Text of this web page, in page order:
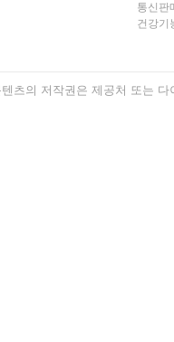
통신판
건강기
츠의 저작권은 제공처 또는